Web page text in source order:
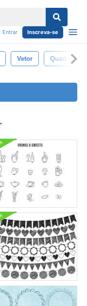
Entrar Inscreva-se
Vetor Quadros